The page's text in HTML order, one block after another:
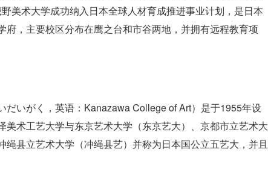
美术大学成功纳入日本全球人材育成推进事业计划，是日本
，主要校区分布在鹰之台和市谷两地，并拥有远程教育项
いがく，英语：Kanazawa College of Art）是于1955年设
术工艺大学与东京艺术大学（东京艺大）、京都市立艺术大
县立艺术大学（冲绳县艺）并称为日本国公立五艺大，并且